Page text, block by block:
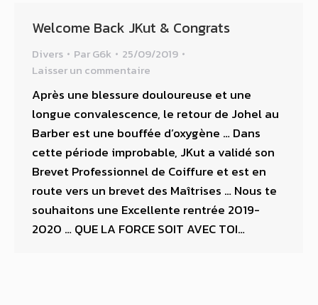
Welcome Back JKut & Congrats
Divers ParG6k
25/09/2019
Laisser un commentaire
Après une blessure douloureuse et une
longue convalescence, le retour de Johel au
Barber est une bouffée d’oxygène … Dans
cette période improbable, JKut a validé son
Brevet Professionnel de Coiffure et est en
route vers un brevet des Maîtrises … Nous te
souhaitons une Excellente rentrée 2019-
2020 … QUE LA FORCE SOIT AVEC TOI…